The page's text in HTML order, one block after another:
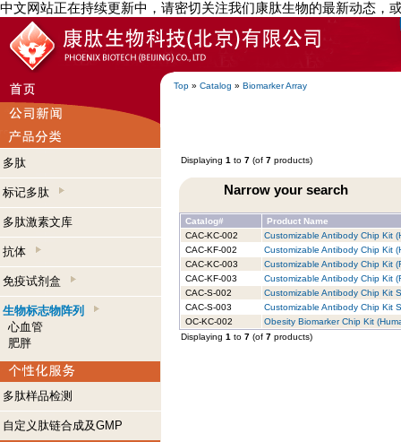
中文网站正在持续更新中，请密切关注我们康肽生物的最新动态，
Top » Catalog » Biomarker Array
多肽
标记多肽
多肽激素文库
抗体
免疫试剂盒
生物标志物阵列
心血管
肥胖
多肽样品检测
自定义肽链合成及GMP
Displaying 1 to 7 (of 7 products)
Narrow your search
Catalog#
Product Name
CAC-KC-002
Customizable Antibody Chip Kit
CAC-KF-002
Customizable Antibody Chip Kit
CAC-KC-003
Customizable Antibody Chip Kit
CAC-KF-003
Customizable Antibody Chip Kit
CAC-S-002
Customizable Antibody Chip Kit
CAC-S-003
Customizable Antibody Chip Kit
OC-KC-002
Obesity Biomarker Chip Kit
Displaying 1 to 7 (of 7 products)